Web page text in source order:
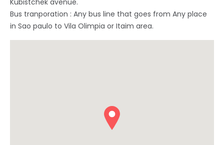
Kubistchek avenue.
Bus tranporation : Any bus line that goes from Any place
in Sao paulo to Vila Olimpia or Itaim area.